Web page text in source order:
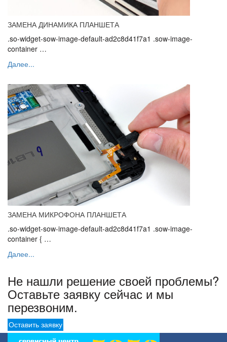
ЗАМЕНА ДИНАМИКА ПЛАНШЕТА
.so-widget-sow-image-default-ad2c8d41f7a1 .sow-image-
container …
Далее...
ЗАМЕНА МИКРОФОНА ПЛАНШЕТА
.so-widget-sow-image-default-ad2c8d41f7a1 .sow-image-
container { …
Далее...
Не нашли решение своей проблемы?
Оставьте заявку сейчас и мы
перезвоним.
Оставить заявку